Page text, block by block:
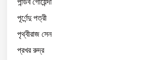
পূর্ণেন্দু পত্রী
পৃথ্বীরাজ সেন
প্রখর রুদ্র